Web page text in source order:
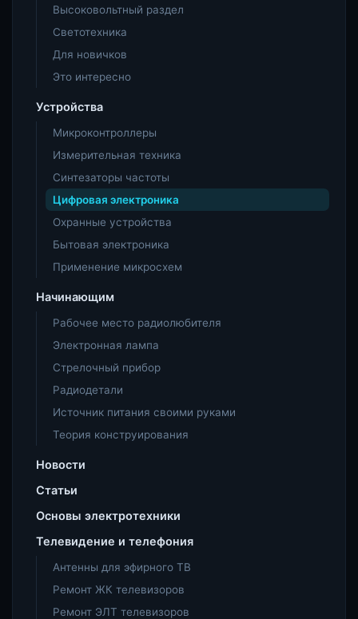
Высоковольтный раздел
Светотехника
Для новичков
Это интересно
Устройства
Микроконтроллеры
Измерительная техника
Синтезаторы частоты
Цифровая электроника
Охранные устройства
Бытовая электроника
Применение микросхем
Начинающим
Рабочее место радиолюбителя
Электронная лампа
Стрелочный прибор
Радиодетали
Источник питания своими руками
Теория конструирования
Новости
Статьи
Основы электротехники
Телевидение и телефония
Антенны для эфирного ТВ
Ремонт ЖК телевизоров
Ремонт ЭЛТ телевизоров